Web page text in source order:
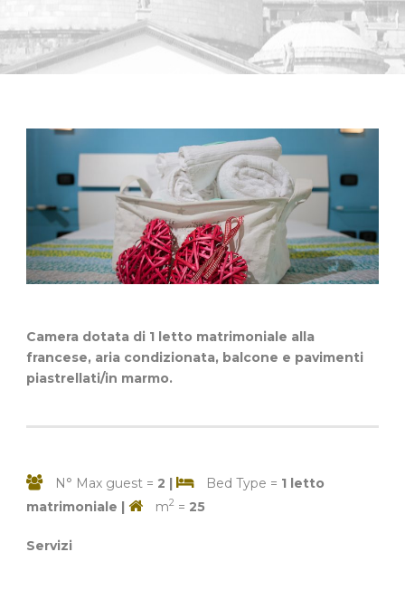
Camera dotata di 1 letto matrimoniale alla
francese, aria condizionata, balcone e pavimenti
piastrellati/in marmo.
N° Max guest = 2 | Bed Type = 1 letto
matrimoniale |
m2 = 25
Servizi